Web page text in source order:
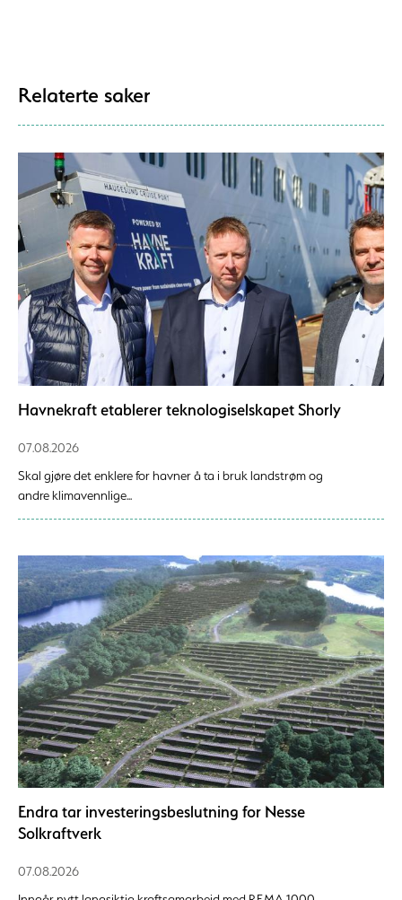
Relaterte saker
Havnekraft etablerer teknologiselskapet Shorly
07.08.2026
Skal gjøre det enklere for havner å ta i bruk landstrøm og
andre klimavennlige...
Endra tar investeringsbeslutning for Nesse
Solkraftverk
07.08.2026